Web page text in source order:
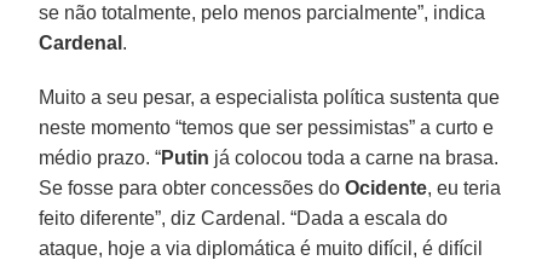
se não totalmente, pelo menos parcialmente”, indica
Cardenal .
Muito a seu pesar, a especialista política sustenta que
neste momento “temos que ser pessimistas” a curto e
médio prazo. “Putin já colocou toda a carne na brasa.
Se fosse para obter concessões doOcidente, eu teria
feito diferente”, diz Cardenal. “Dada a escala do
ataque, hoje a via diplomática é muito difícil, é difícil